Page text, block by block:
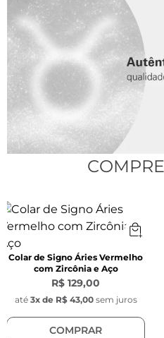
Pingente Redondo
Largura:
1,1 mm
Material: Aço inoxidável
Pingente Pedra
Largura: 9,5 mm x 5 mm
Material: Pedra Natural
Pingente Key Design:
Colar de Signo Áries Vermelho
com Zircônia e Aço
R$ 129,00
até 3x de R$ 43,00 sem juros
COMPRAR